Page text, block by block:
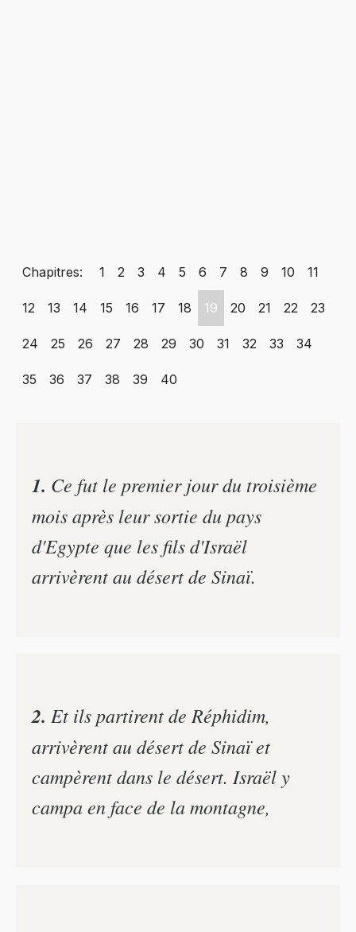
Chapitres: 1 2 3 4 5 6 7 8 9 10 11
12 13 14 15 16 17 18 19 20 21 22 23
24 25 26 27 28 29 30 31 32 33 34
35 36 37 38 39 40
1. Ce fut le premier jour du troisième
mois après leur sortie du pays
d'Egypte que les fils d'Israël
arrivèrent au désert de Sinaï.
2. Et ils partirent de Réphidim,
arrivèrent au désert de Sinaï et
campèrent dans le désert. Israël y
campa en face de la montagne,